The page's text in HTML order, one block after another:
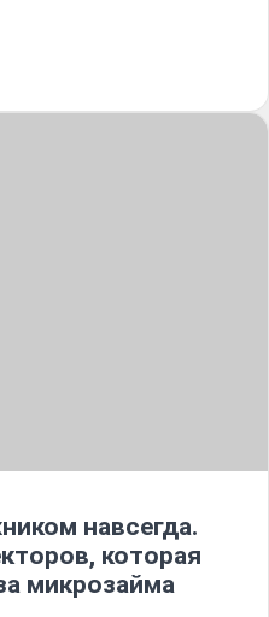
навсегда.
которая
микрозайма